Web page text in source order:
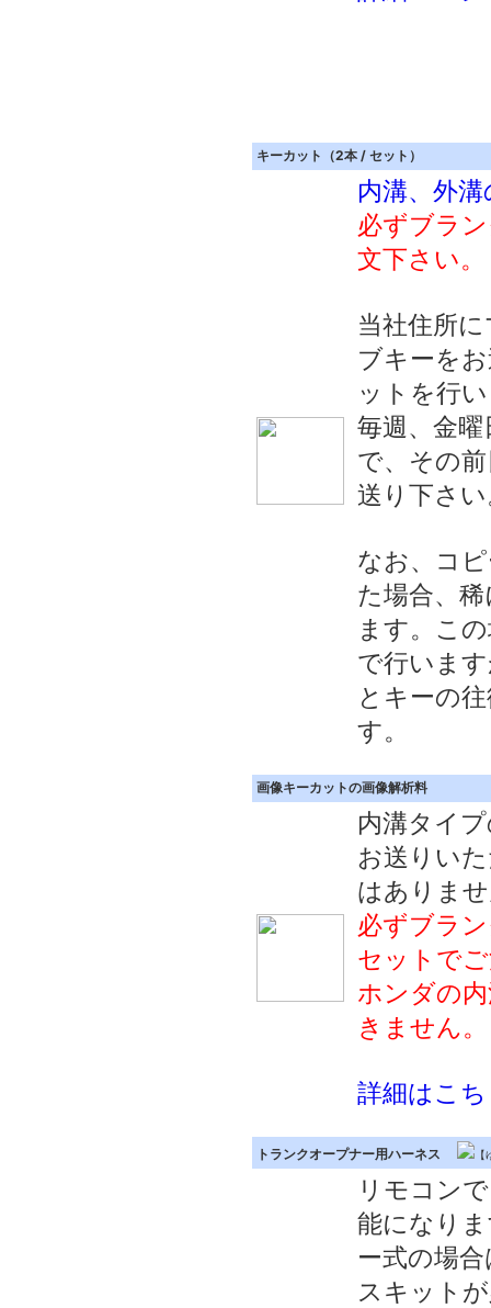
キーカット（2本 / セット）
内溝、外
必ずブラ
文下さい。
当社住所
ブキーを
ットを行
毎週、金
で、その
送り下さ
なお、コ
た場合、
ます。こ
で行いま
とキーの
す。
画像キーカットの画像解析料
内溝タイ
お送りい
はありま
必ずブラ
セットで
ホンダの
きません。
詳細はこ
トランクオープナー用ハーネス
リモコン
能になり
ー式の場
スキット